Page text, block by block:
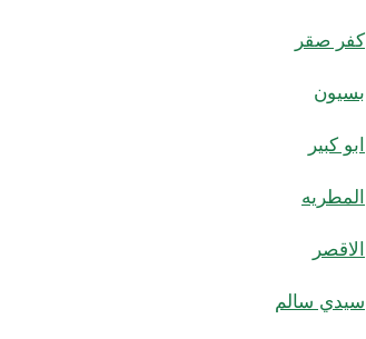
كفر صقر
بسيون
ابو كبير
المطريه
الاقصر
سيدي سالم